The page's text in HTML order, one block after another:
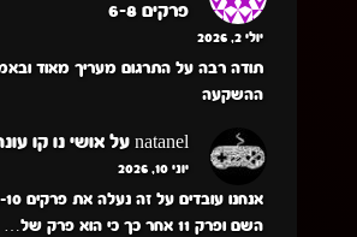
פרקים 6-8
יולי 2, 2026
תודה רבה על התרגום מעריך מאוד
ההשקעה
natanel עלאושי נו קו עונה 3
יוני 10, 2026
השם ופרק 11 אחר כך כי הוא פרק של…